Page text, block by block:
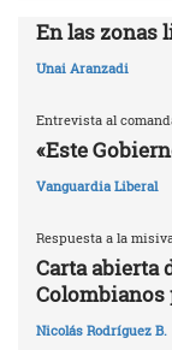
En las zonas
Unai Aranzadi
Entrevista al
«Este
Vanguardia Liberal
Respuesta a la
Carta abierta
Colombianos
Nicolás Rodríguez B.